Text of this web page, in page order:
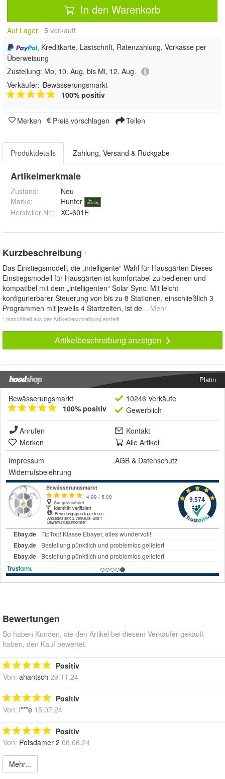
In den Warenkorb
Auf Lager 5 verkauft
, Kreditkarte, Lastschrift, Ratenzahlung, Vorkasse per
Überweisung
Zustellung: Mo, 10. Aug. bis Mi, 12. Aug.
Verkäufer: Bewässerungsmarkt
100% positiv
Merken Preis vorschlagen Teilen
Produktdetails Zahlung, Versand & Rückgabe
Artikelmerkmale
Zustand:
Neu
Marke:
Hunter
Hersteller Nr.:
XC-601E
Kurzbeschreibung *
Das Einstiegsmodell, die „intelligente“ Wahl für Hausgärten Dieses
Einstiegsmodell für Hausgärten ist komfortabel zu bedienen und
kompatibel mit dem „intelligenten“ Solar Sync. Mit leicht
konfigurierbarer Steuerung von bis zu 8 Stationen, einschließlich 3
Programmen mit jeweils 4 Startzeiten, ist de... Mehr
* maschinell aus der Artikelbeschreibung erstellt
Artikelbeschreibung anzeigen
Platin
Bewässerungsmarkt
100% positiv
10246 Verkäufe
Gewerblich
Anrufen
Kontakt
Merken
Alle Artikel
Impressum
AGB & Datenschutz
Widerrufsbelehrung
Bewertungen
So haben Kunden, die den Artikel bei diesem Verkäufer gekauft
haben, den Kauf bewertet.
Positiv
Von: ahantsch 29.11.24
Positiv
Von: l***e 15.07.24
Positiv
Von: Potsdamer 2 06.06.24
Mehr...